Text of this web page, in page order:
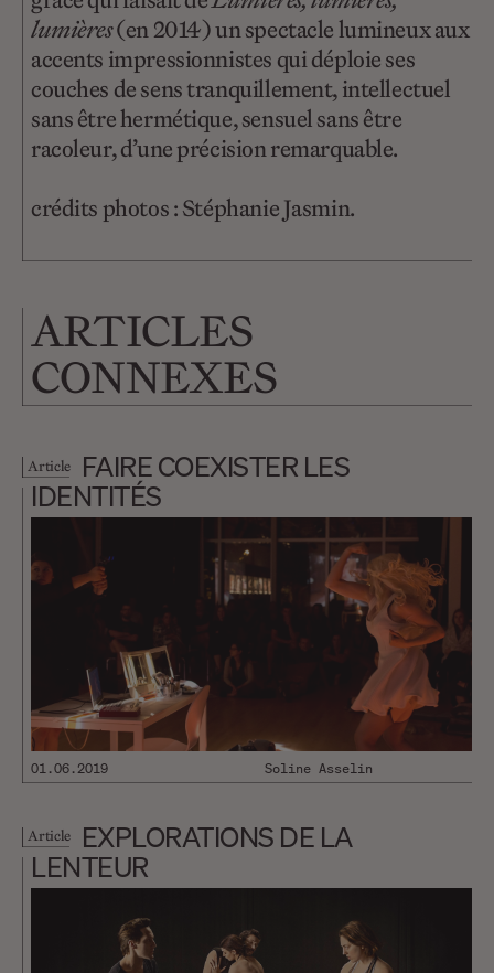
lumières(en 2014) un spectacle lumineux aux
accents impressionnistes qui déploie ses
couches de sens tranquillement, intellectuel
sans être hermétique, sensuel sans être
racoleur, d’une précision remarquable.
crédits photos : Stéphanie Jasmin.
ARTICLES
CONNEXES
Article
FAIRE COEXISTER LES
IDENTITÉS
01.06.2019 Soline Asselin
Article
EXPLORATIONS DE LA
LENTEUR